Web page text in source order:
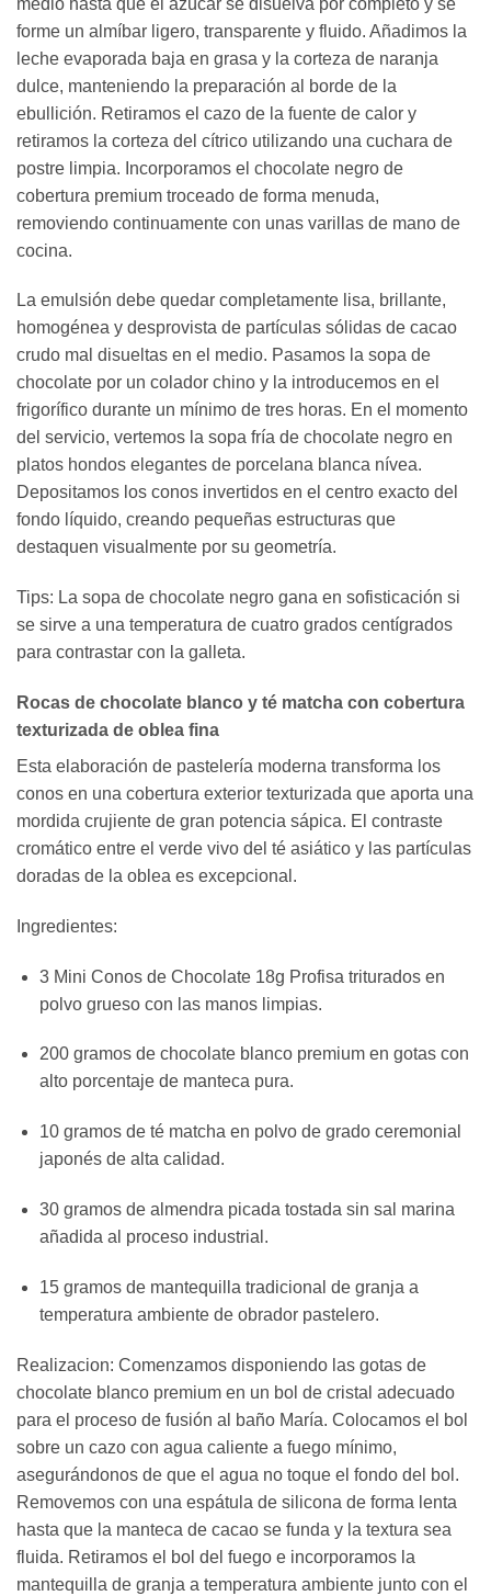
forme un almíbar ligero, transparente y fluido. Añadimos la
leche evaporada baja en grasa y la corteza de naranja
dulce, manteniendo la preparación al borde de la
ebullición. Retiramos el cazo de la fuente de calor y
retiramos la corteza del cítrico utilizando una cuchara de
postre limpia. Incorporamos el chocolate negro de
cobertura premium troceado de forma menuda,
removiendo continuamente con unas varillas de mano de
cocina.
La emulsión debe quedar completamente lisa, brillante,
homogénea y desprovista de partículas sólidas de cacao
crudo mal disueltas en el medio. Pasamos la sopa de
chocolate por un colador chino y la introducemos en el
frigorífico durante un mínimo de tres horas. En el momento
del servicio, vertemos la sopa fría de chocolate negro en
platos hondos elegantes de porcelana blanca nívea.
Depositamos los conos invertidos en el centro exacto del
fondo líquido, creando pequeñas estructuras que
destaquen visualmente por su geometría.
Tips: La sopa de chocolate negro gana en sofisticación si
se sirve a una temperatura de cuatro grados centígrados
para contrastar con la galleta.
Rocas de chocolate blanco y té matcha con cobertura
texturizada de oblea fina
Esta elaboración de pastelería moderna transforma los
conos en una cobertura exterior texturizada que aporta una
mordida crujiente de gran potencia sápica. El contraste
cromático entre el verde vivo del té asiático y las partículas
doradas de la oblea es excepcional.
Ingredientes:
3 Mini Conos de Chocolate 18g Profisa triturados en
polvo grueso con las manos limpias.
200 gramos de chocolate blanco premium en gotas con
alto porcentaje de manteca pura.
10 gramos de té matcha en polvo de grado ceremonial
japonés de alta calidad.
30 gramos de almendra picada tostada sin sal marina
añadida al proceso industrial.
15 gramos de mantequilla tradicional de granja a
temperatura ambiente de obrador pastelero.
Realizacion: Comenzamos disponiendo las gotas de
chocolate blanco premium en un bol de cristal adecuado
para el proceso de fusión al baño María. Colocamos el bol
sobre un cazo con agua caliente a fuego mínimo,
asegurándonos de que el agua no toque el fondo del bol.
Removemos con una espátula de silicona de forma lenta
hasta que la manteca de cacao se funda y la textura sea
fluida. Retiramos el bol del fuego e incorporamos la
mantequilla de granja a temperatura ambiente junto con el